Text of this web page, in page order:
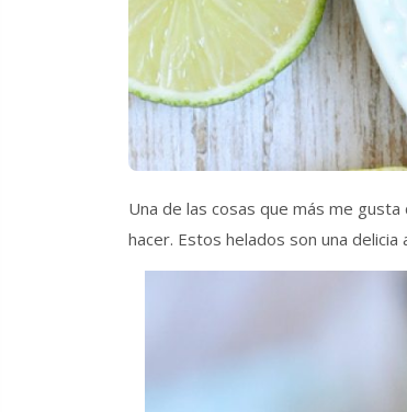
Una de las cosas que más me
hacer. Estos helados son una